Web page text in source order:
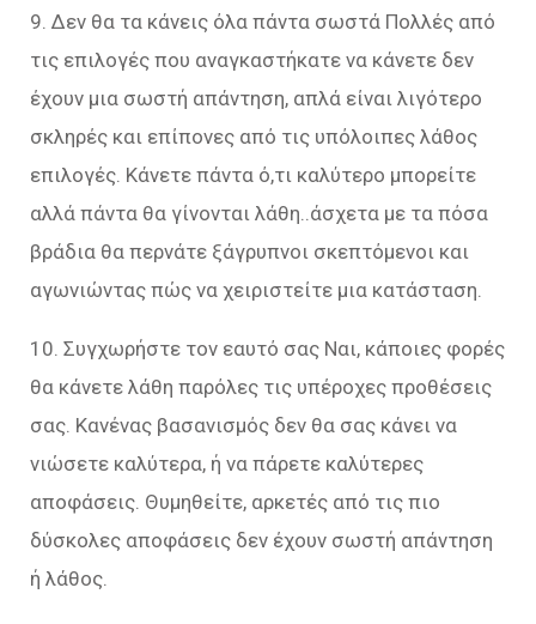
9. Δεν θα τα κάνεις όλα πάντα σωστά Πολλές από
τις επιλογές που αναγκαστήκατε να κάνετε δεν
έχουν μια σωστή απάντηση, απλά είναι λιγότερο
σκληρές και επίπονες από τις υπόλοιπες λάθος
επιλογές. Κάνετε πάντα ό,τι καλύτερο μπορείτε
αλλά πάντα θα γίνονται λάθη..άσχετα με τα πόσα
βράδια θα περνάτε ξάγρυπνοι σκεπτόμενοι και
αγωνιώντας πώς να χειριστείτε μια κατάσταση.
10. Συγχωρήστε τον εαυτό σας Ναι, κάποιες φορές
θα κάνετε λάθη παρόλες τις υπέροχες προθέσεις
σας. Κανένας βασανισμός δεν θα σας κάνει να
νιώσετε καλύτερα, ή να πάρετε καλύτερες
αποφάσεις. Θυμηθείτε, αρκετές από τις πιο
δύσκολες αποφάσεις δεν έχουν σωστή απάντηση
ή λάθος.